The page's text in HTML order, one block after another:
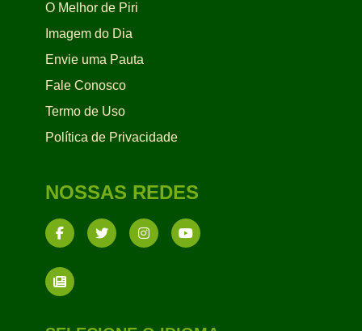
O Melhor de Piri
Imagem do Dia
Envie uma Pauta
Fale Conosco
Termo de Uso
Política de Privacidade
NOSSAS REDES